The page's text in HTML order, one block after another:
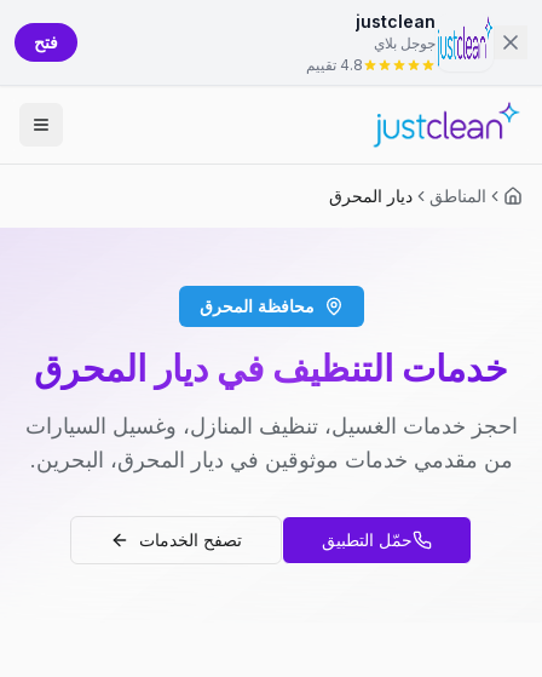
justclean
جوجل بلاي
4.8 تقييم
فتح
المناطق ديار المحرق
محافظة المحرق
خدمات التنظيف في ديار المحرق
احجز خدمات الغسيل، تنظيف المنازل، وغسيل السيارات
من مقدمي خدمات موثوقين في ديار المحرق، البحرين.
حمّل التطبيق تصفح الخدمات